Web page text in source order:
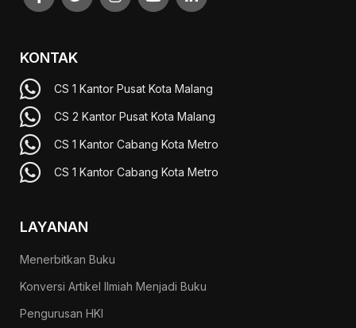
KONTAK
CS 1 Kantor Pusat Kota Malang
CS 2 Kantor Pusat Kota Malang
CS 1 Kantor Cabang Kota Metro
CS 1 Kantor Cabang Kota Metro
LAYANAN
Menerbitkan Buku
Konversi Artikel Ilmiah Menjadi Buku
Pengurusan HKI